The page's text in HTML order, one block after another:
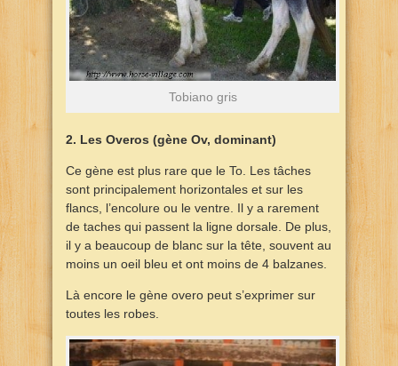
Tobiano gris
2. Les Overos (gène Ov, dominant)
Ce gène est plus rare que le To. Les tâches
sont principalement horizontales et sur les
flancs, l’encolure ou le ventre. Il y a rarement
de taches qui passent la ligne dorsale. De plus,
il y a beaucoup de blanc sur la tête, souvent au
moins un oeil bleu et ont moins de 4 balzanes.
Là encore le gène overo peut s’exprimer sur
toutes les robes.